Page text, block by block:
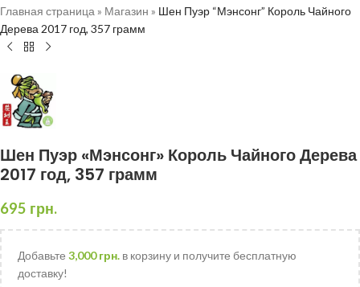
Главная страница » Магазин » Шен Пуэр “Мэнсонг” Король Чайного
Дерева 2017 год, 357 грамм
Шен Пуэр «Мэнсонг» Король Чайного Дерева
2017 год, 357 грамм
695 грн.
Добавьте 3,000грн. в корзину и получите бесплатную
доставку!